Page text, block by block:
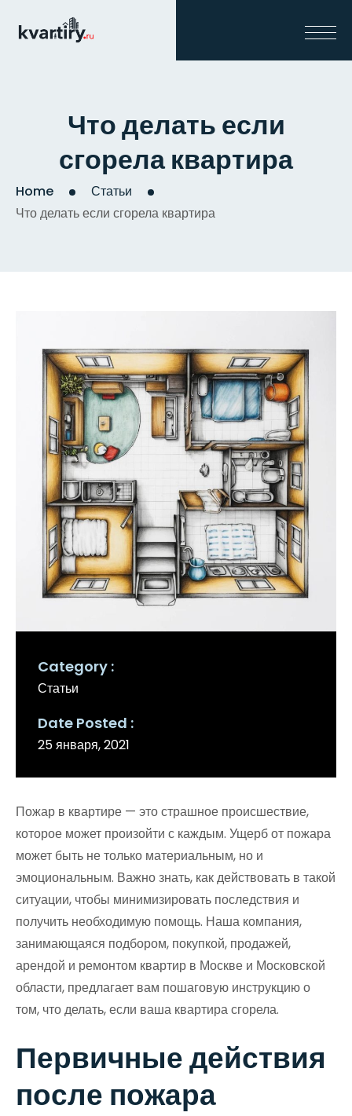
Что делать если
сгорела квартира
Home
Статьи
Что делать если сгорела квартира
Category
Статьи
Date Posted
25 января, 2021
Пожар в квартире — это страшное происшествие,
которое может произойти с каждым. Ущерб от пожара
может быть не только материальным, но и
эмоциональным. Важно знать, как действовать в такой
ситуации, чтобы минимизировать последствия и
получить необходимую помощь. Наша компания,
занимающаяся подбором, покупкой, продажей,
арендой и ремонтом квартир в Москве и Московской
области, предлагает вам пошаговую инструкцию о
том, что делать, если ваша квартира сгорела.
Первичные действия
после пожара